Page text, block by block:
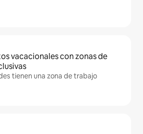
vacacionales con zonas de
tienen una zona de trabajo